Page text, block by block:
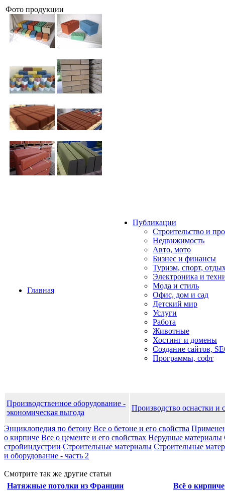
Фото продукции
Главная
Публикации
Строительство и
Недвижимость
Авто, мото
Бизнес и финансы
Туризм, спорт,
Электроника и
Мода и стиль
Офис, дом и cад
Детский мир
Услуги
Работа
Животные
Хостинг и домены
Создание сайтов,
Программы, софт
Производственное оборудование -
экономическая выгода
Производство оснастки и
Энциклопедия по бетону Все о бетоне и его свойства
о кирпиче Все о цементе и его свойствах Нерудные материалы
стройиндустрии Строительные материалы Строительные
и оборудование - часть 2
Смотрите так же другие статьи
Натяжные потолки из Франции
Всё о кирпиче